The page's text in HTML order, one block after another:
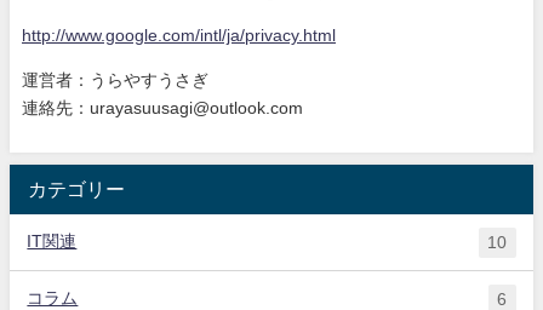
http://www.google.com/intl/ja/privacy.html
運営者：うらやすうさぎ
連絡先：urayasuusagi@outlook.com
カテゴリー
IT関連 10
コラム 6